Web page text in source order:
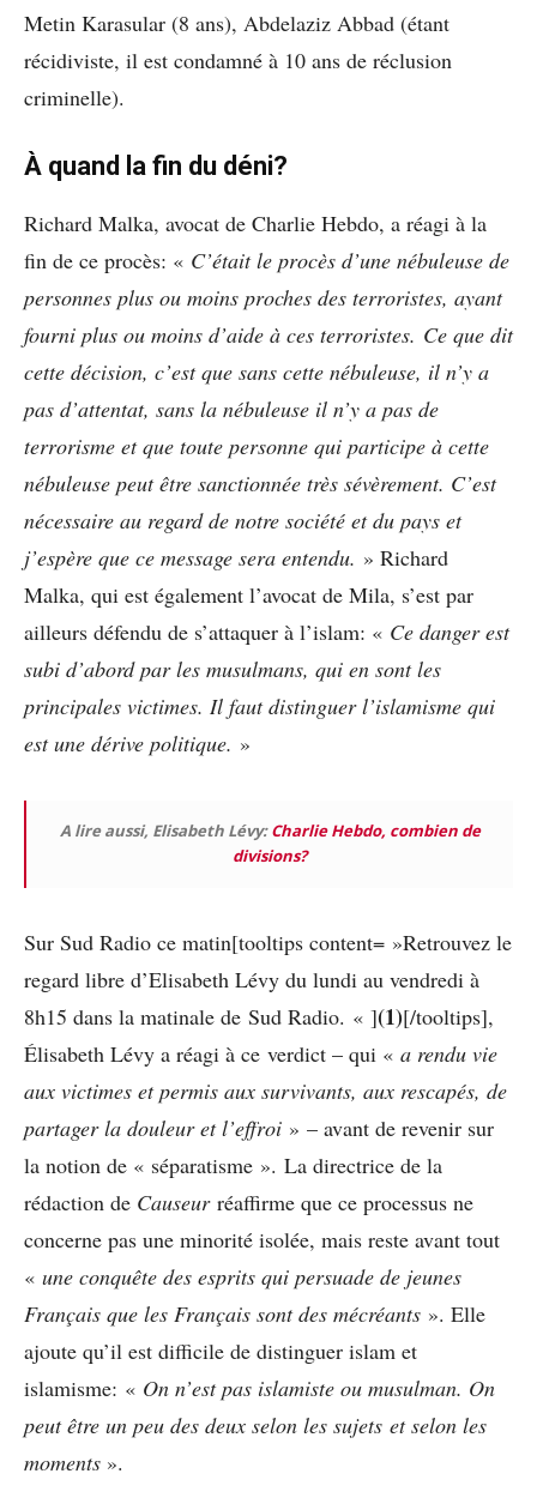
Metin Karasular (8 ans), Abdelaziz Abbad (étant
récidiviste, il est condamné à 10 ans de réclusion
criminelle).
À quand la fin du déni?
Richard Malka, avocat de Charlie Hebdo, a réagi à la
fin de ce procès: « C’était le procès d’une nébuleuse de
personnes plus ou moins proches des terroristes, ayant
fourni plus ou moins d’aide à ces terroristes. Ce que dit
cette décision, c’est que sans cette nébuleuse, il n’y a
pas d’attentat, sans la nébuleuse il n’y a pas de
terrorisme et que toute personne qui participe à cette
nébuleuse peut être sanctionnée très sévèrement. C’est
nécessaire au regard de notre société et du pays et
j’espère que ce message sera entendu. » Richard
Malka, qui est également l’avocat de Mila, s’est par
ailleurs défendu de s’attaquer à l’islam: « Ce danger est
subi d’abord par les musulmans, qui en sont les
principales victimes. Il faut distinguer l’islamisme qui
est une dérive politique. »
A lire aussi, Elisabeth Lévy:Charlie Hebdo, combien de
divisions?
Sur Sud Radio ce matin[tooltips content= »Retrouvez le
regard libre d’Elisabeth Lévy du lundi au vendredi à
8h15 dans la matinale de Sud Radio. « ](1)[/tooltips],
Élisabeth Lévy a réagi à ce verdict – qui « a rendu vie
aux victimes et permis aux survivants, aux rescapés, de
partager la douleur et l’effroi » – avant de revenir sur
la notion de « séparatisme ». La directrice de la
rédaction de Causeurréaffirme que ce processus ne
concerne pas une minorité isolée, mais reste avant tout
« une conquête des esprits qui persuade de jeunes
Français que les Français sont des mécréants ». Elle
ajoute qu’il est difficile de distinguer islam et
islamisme: « On n’est pas islamiste ou musulman. On
peut être un peu des deux selon les sujets et selon les
moments ».